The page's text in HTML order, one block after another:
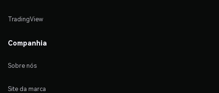
TradingView
Companhia
Sobre nós
Site da marca